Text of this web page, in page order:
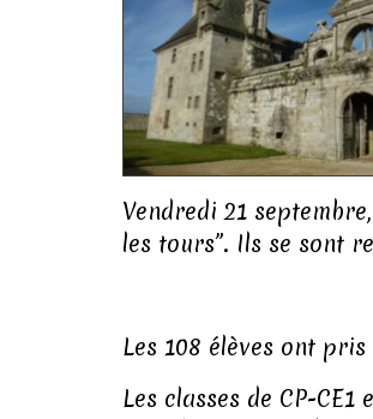
Vendredi 21
les tours”. Ils se sont
Les 108 élèves ont
Les classes de CP-